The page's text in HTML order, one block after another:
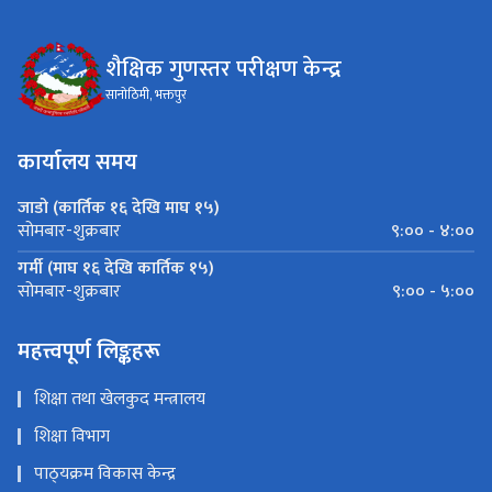
शैक्षिक गुणस्तर परीक्षण केन्द्र
सानोठिमी, भक्तपुर
कार्यालय समय
जाडो (कार्तिक १६ देखि माघ १५)
सोमबार-शुक्रबार
९:०० - ४:००
गर्मी (माघ १६ देखि कार्तिक १५)
सोमबार-शुक्रबार ९:०० - ५:००
महत्त्वपूर्ण लिङ्कहरू
शिक्षा तथा खेलकुद मन्त्रालय
शिक्षा विभाग
पाठ्‍यक्रम विकास केन्द्र